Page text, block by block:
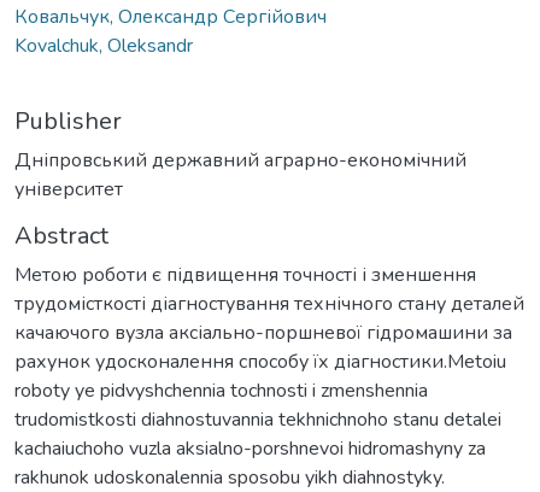
Ковальчук, Олександр Сергійович
Kovalchuk, Oleksandr
Publisher
Дніпровський державний аграрно-економічний
університет
Abstract
Метою роботи є підвищення точності і зменшення
трудомісткості діагностування технічного стану деталей
качаючого вузла аксіально-поршневої гідромашини за
рахунок удосконалення способу їх діагностики.Metoiu
roboty ye pidvyshchennia tochnosti i zmenshennia
trudomistkosti diahnostuvannia tekhnichnoho stanu detalei
kachaiuchoho vuzla aksialno-porshnevoi hidromashyny za
rakhunok udoskonalennia sposobu yikh diahnostyky.